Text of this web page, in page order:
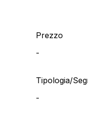
Prezzo
-
Tipologia/
-